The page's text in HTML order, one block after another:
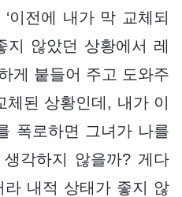
이전에 내가 막 교체되
지 않았던 상황에서 레
게 붙들어 주고 도와주
체된 상황인데, 내가 이
폭로하면 그녀가 나를
각하지 않을까? 게다
내적 상태가 좋지 않